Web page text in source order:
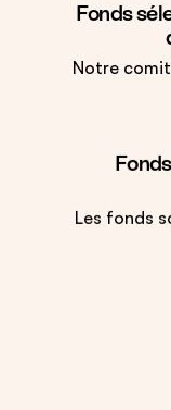
Fonds
Notre
Les fonds